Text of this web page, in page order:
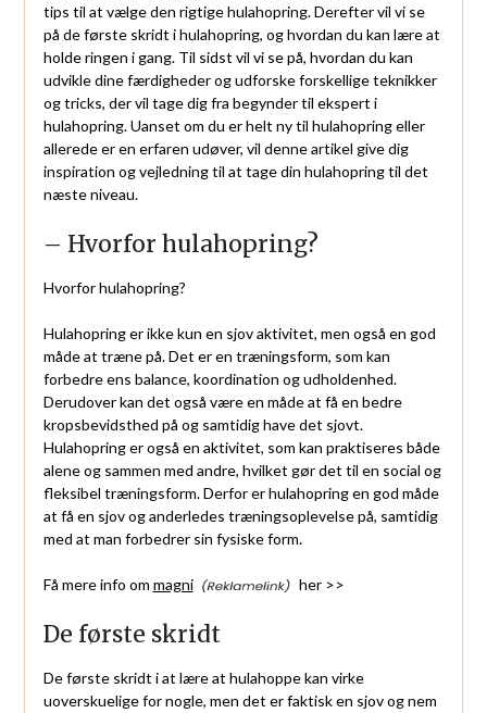
tips til at vælge den rigtige hulahopring. Derefter vil vi se
på de første skridt i hulahopring, og hvordan du kan lære at
holde ringen i gang. Til sidst vil vi se på, hvordan du kan
udvikle dine færdigheder og udforske forskellige teknikker
og tricks, der vil tage dig fra begynder til ekspert i
hulahopring. Uanset om du er helt ny til hulahopring eller
allerede er en erfaren udøver, vil denne artikel give dig
inspiration og vejledning til at tage din hulahopring til det
næste niveau.
– Hvorfor hulahopring?
Hvorfor hulahopring?
Hulahopring er ikke kun en sjov aktivitet, men også en god
måde at træne på. Det er en træningsform, som kan
forbedre ens balance, koordination og udholdenhed.
Derudover kan det også være en måde at få en bedre
kropsbevidsthed på og samtidig have det sjovt.
Hulahopring er også en aktivitet, som kan praktiseres både
alene og sammen med andre, hvilket gør det til en social og
fleksibel træningsform. Derfor er hulahopring en god måde
at få en sjov og anderledes træningsoplevelse på, samtidig
med at man forbedrer sin fysiske form.
Få mere info om magni her >>
De første skridt
De første skridt i at lære at hulahoppe kan virke
uoverskuelige for nogle, men det er faktisk en sjov og nem